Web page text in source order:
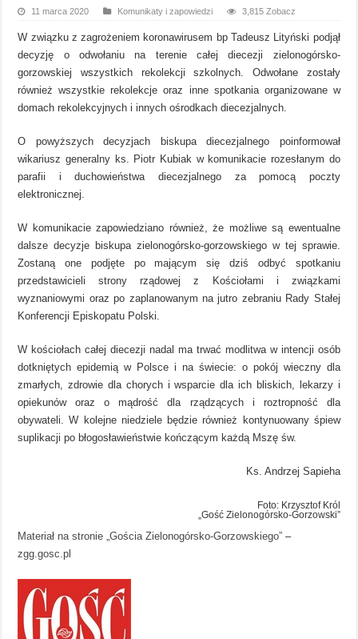
11 marca 2020 Komunikaty i zapowiedzi 3,815 Zobacz
W związku z zagrożeniem koronawirusem bp Tadeusz Lityński podjął
decyzję o odwołaniu na terenie całej diecezji zielonogórsko-
gorzowskiej wszystkich rekolekcji szkolnych. Odwołane zostały
również wszystkie rekolekcje oraz inne spotkania organizowane w
domach rekolekcyjnych i innych ośrodkach diecezjalnych.
O powyższych decyzjach biskupa diecezjalnego poinformował
wikariusz generalny ks. Piotr Kubiak w komunikacie rozesłanym do
parafii i duchowieństwa diecezjalnego za pomocą poczty
elektronicznej.
W komunikacie zapowiedziano również, że możliwe są ewentualne
dalsze decyzje biskupa zielonogórsko-gorzowskiego w tej sprawie.
Zostaną one podjęte po mającym się dziś odbyć spotkaniu
przedstawicieli strony rządowej z Kościołami i związkami
wyznaniowymi oraz po zaplanowanym na jutro zebraniu Rady Stałej
Konferencji Episkopatu Polski.
W kościołach całej diecezji nadal ma trwać modlitwa w intencji osób
dotkniętych epidemią w Polsce i na świecie: o pokój wieczny dla
zmarłych, zdrowie dla chorych i wsparcie dla ich bliskich, lekarzy i
opiekunów oraz o mądrość dla rządzących i roztropność dla
obywateli. W kolejne niedziele będzie również kontynuowany śpiew
suplikacji po błogosławieństwie kończącym każdą Mszę św.
Ks. Andrzej Sapieha
Foto: Krzysztof Król
„Gość Zielonogórsko-Gorzowski”
Materiał na stronie „Gościa Zielonogórsko-Gorzowskiego” –
zgg.gosc.pl